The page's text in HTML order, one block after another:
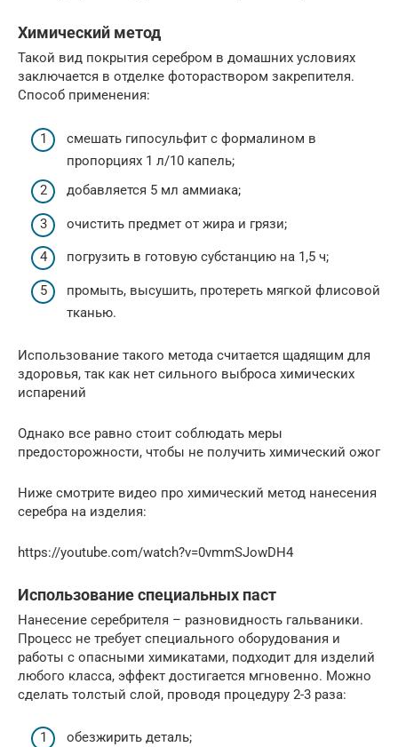
Химический метод
Такой вид покрытия серебром в домашних условиях
заключается в отделке фотораствором закрепителя.
Способ применения:
смешать гипосульфит с формалином в
пропорциях 1 л/10 капель;
добавляется 5 мл аммиака;
очистить предмет от жира и грязи;
погрузить в готовую субстанцию на 1,5 ч;
промыть, высушить, протереть мягкой флисовой
тканью.
Использование такого метода считается щадящим для
здоровья, так как нет сильного выброса химических
испарений
Однако все равно стоит соблюдать меры
предосторожности, чтобы не получить химический ожог
Ниже смотрите видео про химический метод нанесения
серебра на изделия:
https://youtube.com/watch?v=0vmmSJowDH4
Использование специальных паст
Нанесение серебрителя – разновидность гальваники.
Процесс не требует специального оборудования и
работы с опасными химикатами, подходит для изделий
любого класса, эффект достигается мгновенно. Можно
сделать толстый слой, проводя процедуру 2-3 раза:
обезжирить деталь;